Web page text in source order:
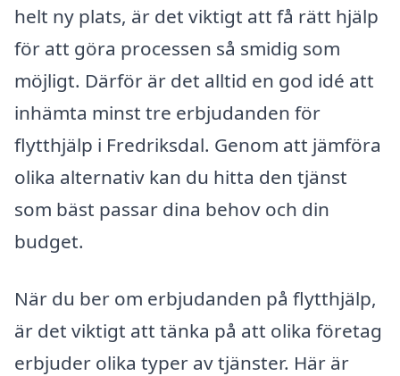
helt ny plats, är det viktigt att få rätt hjälp
för att göra processen så smidig som
möjligt. Därför är det alltid en god idé att
inhämta minst tre erbjudanden för
flytthjälp i Fredriksdal. Genom att jämföra
olika alternativ kan du hitta den tjänst
som bäst passar dina behov och din
budget.
När du ber om erbjudanden på flytthjälp,
är det viktigt att tänka på att olika företag
erbjuder olika typer av tjänster. Här är